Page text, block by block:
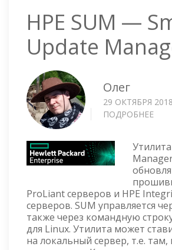
HPE SUM —
Update
Олег
29 ОКТЯБРЯ 2018
ПОДРОБНЕЕ
—
ProLiant серверов и HPE
серверов. SUM управляется
также через командную
для Linux. Утилита может
на локальный сервер, т.е. там,